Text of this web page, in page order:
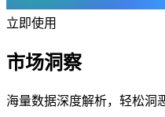
立即使用
市场洞察
海量数据深度解析，轻松洞